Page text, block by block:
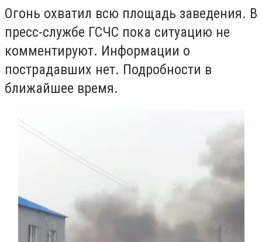
Огонь охватил всю площадь заведения. В
пресс-службе ГСЧС пока ситуацию не
комментируют. Информации о
пострадавших нет. Подробности в
ближайшее время.